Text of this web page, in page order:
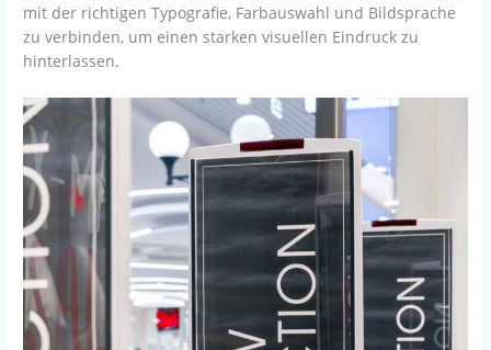
mit der richtigen Typografie, Farbauswahl und Bildsprache
zu verbinden, um einen starken visuellen Eindruck zu
hinterlassen.